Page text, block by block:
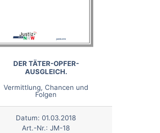
DER TÄTER-OPFER-
AUSGLEICH.
Vermittlung, Chancen und
Folgen
Datum: 01.03.2018
Art.-Nr.: JM-18